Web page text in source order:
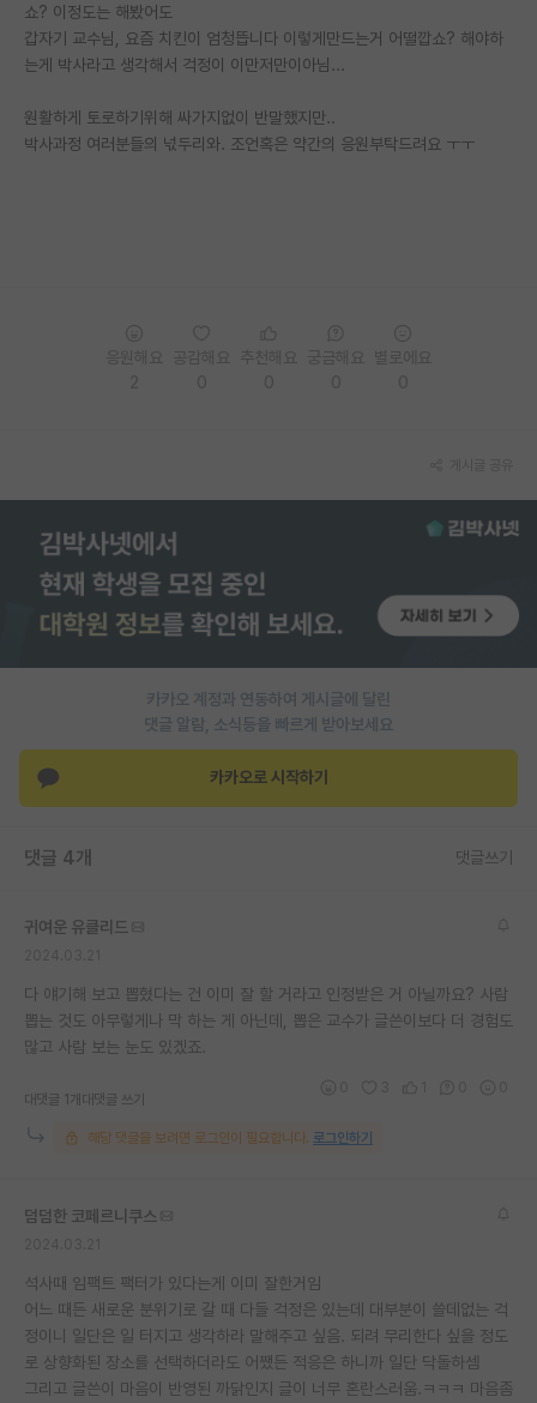
홍보 게시판
커리어
유학교육
쇼? 이정도는 해봤어도
갑자기 교수님, 요즘 치킨이 엄청뜹니다 이렇게만드는거 어떨깝쇼? 해야하
는게 박사라고 생각해서 걱정이 이만저만이아님...
원활하게 토로하기위해 싸가지없이 반말했지만..
박사과정 여러분들의 넋두리와. 조언혹은 약간의 응원부탁드려요 ㅜㅜ
카카오 계정과 연동하여 게시글에 달린
댓글 알람, 소식등을 빠르게 받아보세요
카카오로 시작하기
댓글 4개 댓글쓰기
귀여운 유클리드
다 얘기해 보고 뽑혔다는 건 이미 잘 할 거라고 인정받은 거 아닐까요? 사람
뽑는 것도 아무렇게나 막 하는 게 아닌데, 뽑은 교수가 글쓴이보다 더 경험도
많고 사람 보는 눈도 있겠죠.
대댓글 1개 대댓글 쓰기
해당 댓글을 보려면 로그인이 필요합니다. 로그인하기
덤덤한 코페르니쿠스
석사때 임팩트 팩터가 있다는게 이미 잘한거임
어느 때든 새로운 분위기로 갈 때 다들 걱정은 있는데 대부분이 쓸데없는 걱
정이니 일단은 일 터지고 생각하라 말해주고 싶음. 되려 무리한다 싶을 정도
로 상향화된 장소를 선택하더라도 어쨌든 적응은 하니까 일단 닥돌하셈
그리고 글쓴이 마음이 반영된 까닭인지 글이 너무 혼란스러움.ㅋㅋㅋ 마음좀